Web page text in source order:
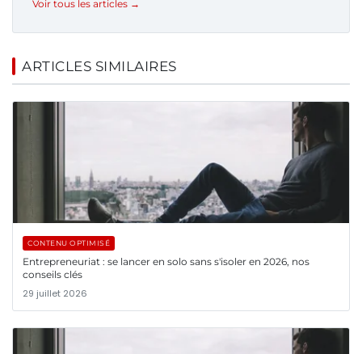
Voir tous les articles →
ARTICLES SIMILAIRES
CONTENU OPTIMISÉ
Entrepreneuriat : se lancer en solo sans s'isoler en 2026, nos
conseils clés
29 juillet 2026